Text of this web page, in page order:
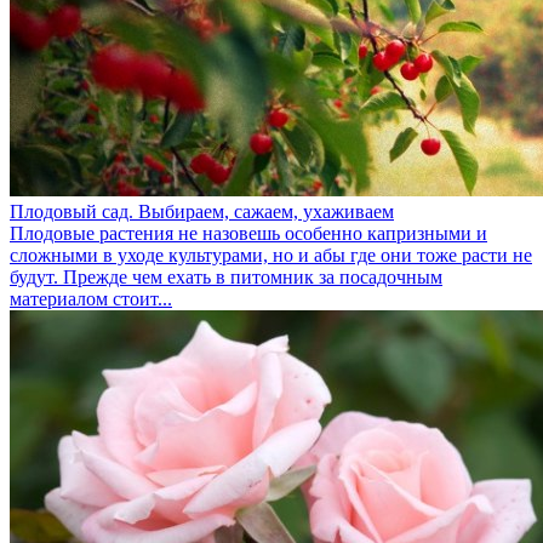
Плодовый сад. Выбираем, сажаем, ухаживаем
Плодовые растения не назовешь особенно капризными и
сложными в уходе культурами, но и абы где они тоже расти не
будут. Прежде чем ехать в питомник за посадочным
материалом стоит...